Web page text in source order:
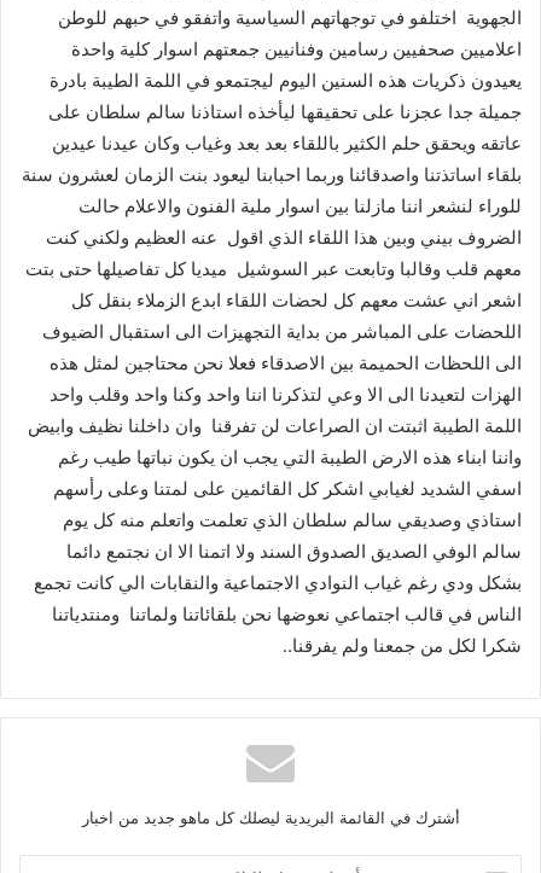
الجهوية اختلفو في توجهاتهم السياسية واتفقو في حبهم للوطن
اعلاميين صحفيين رسامين وفنانيين جمعتهم اسوار كلية واحدة
يعيدون ذكريات هذه السنين اليوم ليجتمعو في اللمة الطيبة بادرة
جميلة جدا عجزنا على تحقيقها ليأخذه استاذنا سالم سلطان على
عاتقه ويحقق حلم الكثير باللقاء بعد بعد وغياب وكان عيدنا عيدين
بلقاء اساتذتنا واصدقائنا وربما احبابنا ليعود بنت الزمان لعشرون سنة
للوراء لنشعر اننا مازلنا بين اسوار ملية الفنون والاعلام حالت
الضروف بيني وبين هذا اللقاء الذي اقول عنه العظيم ولكني كنت
معهم قلب وقالبا وتابعت عبر السوشيل ميديا كل تفاصيلها حتى بتت
اشعر اني عشت معهم كل لحضات اللقاء ابدع الزملاء بنقل كل
اللحضات على المباشر من بداية التجهيزات الى استقبال الضيوف
الى اللحظات الحميمة بين الاصدقاء فعلا نحن محتاجين لمثل هذه
الهزات لتعيدنا الى الا وعي لتذكرنا اننا واحد وكنا واحد وقلب واحد
اللمة الطيبة اثبتت ان الصراعات لن تفرقنا وان داخلنا نظيف وابيض
واننا ابناء هذه الارض الطيبة التي يجب ان يكون نباتها طيب رغم
اسفي الشديد لغيابي اشكر كل القائمين على لمتنا وعلى رأسهم
استاذي وصديقي سالم سلطان الذي تعلمت واتعلم منه كل يوم
سالم الوفي الصديق الصدوق السند ولا اتمنا الا ان نجتمع دائما
بشكل ودي رغم غياب النوادي الاجتماعية والنقابات الي كانت تجمع
الناس في قالب اجتماعي نعوضها نحن بلقائاتنا ولماتنا ومنتدياتنا
شكرا لكل من جمعنا ولم يفرقنا..
أشترك في القائمة البريدية ليصلك كل ماهو جديد من اخبار